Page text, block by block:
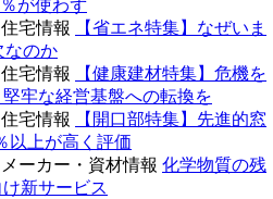
が使わず
住宅情報
【省エネ特集】なぜいま
なのか
住宅情報
【健康建材特集】危機を
牢な経営基盤への転換を
住宅情報
【開口部特集】先進的窓
以上が高く評価
メーカー・資材情報 化学物質の残
新サービス